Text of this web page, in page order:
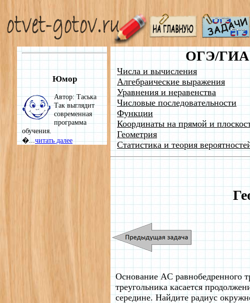
Юмор
Автор: Таська
Так выглядит
современная
программа
обучения.
�...читать далее
ОГЭ/ГИА
Числа и вычисления
Алгебраические выражения
Уравнения и неравенства
Числовые последовательности
Функции
Координаты на прямой и
Геометрия
Статистика и теория
Основание AC равнобедренного
треугольника касается
середине. Найдите радиус